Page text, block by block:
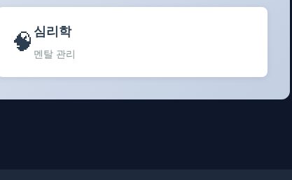
🧠 심리학
멘탈 관리